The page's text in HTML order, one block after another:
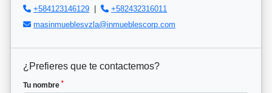
+584123146129 |
+582432316011
masinmueblesvzla@inmueblescorp.com
¿Prefieres que te contactemos?
Tu nombre *